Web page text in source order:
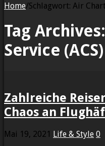
Home/Schlagwort: Air
Tag Archives:
Service (ACS)
Zahlreiche
Chaos an
Mai 19, 2021 Life & Style 0